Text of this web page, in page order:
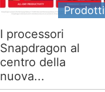
Prodotti
I processori
Snapdragon al
centro della
nuova...